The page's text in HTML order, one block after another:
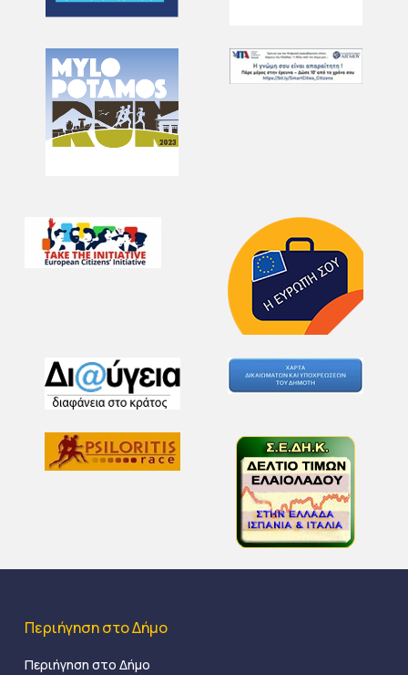
Περιήγηση στο Δήμο
Περιήγηση στο Δήμο